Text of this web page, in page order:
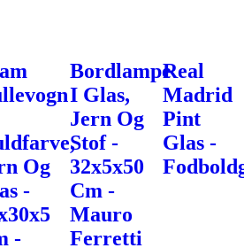
Og
-
-
Bordlampe
I Glas,
Jern Og
Stof -
32x5x50
Cm -
Mauro
Ferretti
Real
Madrid
Pint
Glas -